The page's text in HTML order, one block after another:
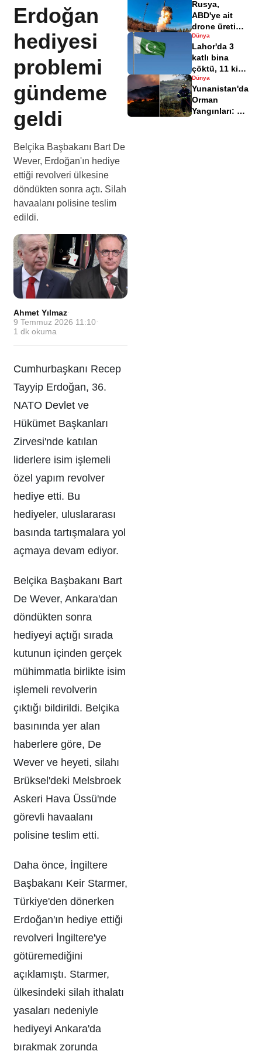
Erdoğan
hediyesi
problemi
gündeme
geldi
Belçika Başbakanı Bart De
Wever, Erdoğan'ın hediye
ettiği revolveri ülkesine
döndükten sonra açtı. Silah
havaalanı polisine teslim
edildi.
Ahmet Yılmaz·
9 Temmuz 2026 11:10 ·
1 dk okuma
Cumhurbaşkanı Recep
Tayyip Erdoğan, 36.
NATO Devlet ve
Hükümet Başkanları
Zirvesi'nde katılan
liderlere isim işlemeli
özel yapım revolver
hediye etti. Bu
hediyeler, uluslararası
basında tartışmalara yol
açmaya devam ediyor.
Belçika Başbakanı Bart
De Wever, Ankara'dan
döndükten sonra
hediyeyi açtığı sırada
kutunun içinden gerçek
mühimmatla birlikte isim
işlemeli revolverin
çıktığı bildirildi. Belçika
basınında yer alan
haberlere göre, De
Wever ve heyeti, silahı
Brüksel'deki Melsbroek
Askeri Hava Üssü'nde
görevli havaalanı
polisine teslim etti.
Daha önce, İngiltere
Başbakanı Keir Starmer,
Türkiye'den dönerken
Erdoğan'ın hediye ettiği
revolveri İngiltere'ye
götüremediğini
açıklamıştı. Starmer,
ülkesindeki silah ithalatı
yasaları nedeniyle
hediyeyi Ankara'da
bırakmak zorunda
Rusya,
ABD'ye ait
drone üretim
tesisini
balistik füze
ile vurdu
Dünya
Lahor'da 3
katlı bina
çöktü, 11 kişi
hayatını
kaybetti
Dünya
Yunanistan'da
Orman
Yangınları: 3